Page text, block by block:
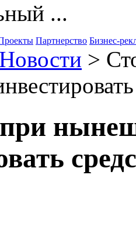
...
Партнерство Бизнес-
Новости >